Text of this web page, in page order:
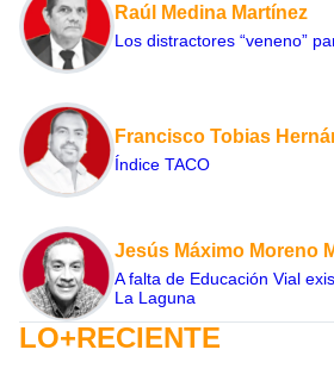
Raúl Medina Martínez
Los distractores “veneno”
Francisco Tobias
Índice TACO
Jesús Máximo Moreno
A falta de Educación Vial
La Laguna
LO+RECIENTE